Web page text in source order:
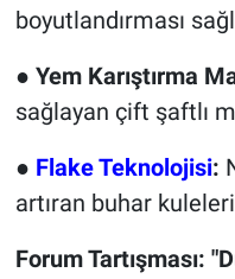
boyutlandırması
● Yem Karıştırma
sağlayan çift şaftlı
● Flake Teknolojisi:
artıran buhar
Forum Tartışması: